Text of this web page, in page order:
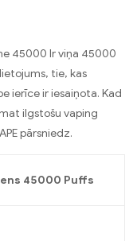
45000 Ir viņa 45000
tie, kas
ierīce ir iesaiņota. Kad
ilgstošu vaping
pārsniedz.
45000 Puffs